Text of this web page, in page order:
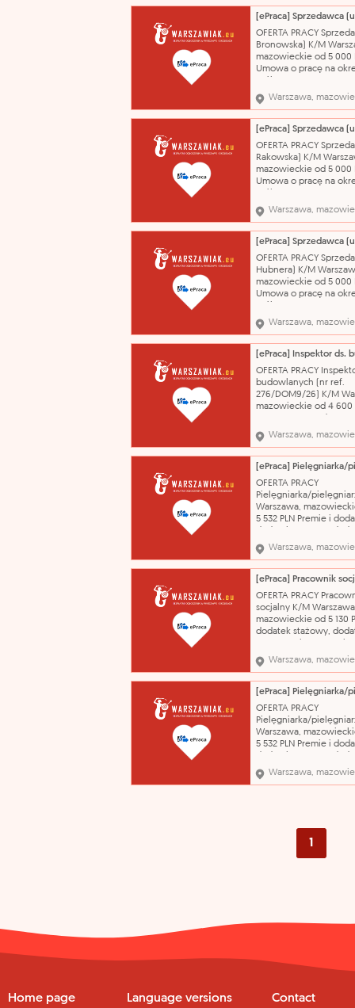
obsługi klienta
standardami firmy; -
kasy fiskalnej; - dbanie
estetyczny wygląd i
sklepie; - właśc
OFERTA PRACY
Bronowska) K/M
mazowieckie od 5 000
Umowa o pracę na
zapewnienie
obsługi klienta
standardami firmy; -
kasy fiskalnej; - dbanie
estetyczny wygląd i
sklepie; - właściwy
Warszawa,
OFERTA PRACY
Rakowska) K/M
mazowieckie od 5 000
Umowa o pracę na
zapewnienie
obsługi klienta
standardami firmy; -
kasy fiskalnej; - dbanie
estetyczny wygląd i
sklepie; - właściwy
ekspozy
Warszawa,
OFERTA PRACY
Hubnera) K/M
mazowieckie od 5 000
Umowa o pracę na
zapewnienie
obsługi klienta
standardami firmy; -
kasy fiskalnej; - dbanie
estetyczny wygląd i
sklepie; - właściwy
ekspozyc
Warszawa,
OFERTA PRACY
budowlanych (nr ref.
276/DOM9/26) K/M
mazowieckie od 4 600
wynagrodzenie
kwocie od 4600 zł do
brutto - w sumie
wynagrodzenie nie
płaca minimalna, -
uznaniową od 10% do
wynagrodzenia
Warszawa,
OFERTA PRACY
Pielęgniarka/
Warszawa,
5 532 PLN Premie i
motywacyjny po 3
pracy, "trzynastka",
jubileuszowe. Umowa
na czas określony
działania w ramach
zdrowotnych dla
Warszawa,
OFERTA PRACY
socjalny K/M
mazowieckie od 5 130
dodatek stażowy,
pracy, "trzynastka",
jubileuszowe. Umowa
na czas określony
świadczenie pracy
Mieszkańców DPS, -
czynnościac
Warszawa,
OFERTA PRACY
Pielęgniarka/
Warszawa,
5 532 PLN Premie i
motywacyjny po 3
pracy, "trzynastka",
zdrowotnych dla
Warszawa,
1
Home page Language versions Contact